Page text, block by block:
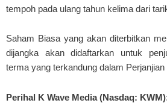
tempoh pada ulang tahun kelima dari
Saham Biasa yang akan diterbitkan
dijangka akan didaftarkan untuk
terma yang terkandung dalam
Perihal K Wave Media (Nasdaq: